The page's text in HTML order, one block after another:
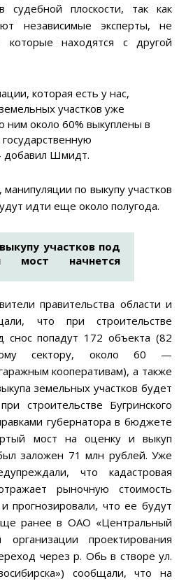
плоскости, так как
независимые эксперты, не
которые находятся с другой
которая есть у нас,
участков уже
ним около 60% выкуплены в
добавил Шмидт.
по выкупу участков
идти еще около полугода.
участков под
мост начнется
правительства области и
что при строительстве
снос попадут 172 объекта (82
сектору, около 60 —
кооперативам), а также
земельных участков будет
строительстве Бугринского
губернатора в бюджете
мост на оценку и выкуп
заложен 71 млн рублей. Уже
что кадастровая
рыночную стоимость
прогнозировали, что ее будут
ранее в ОАО «Центральный
проектирования
через р. Обь в створе ул.
») сообщали, что на